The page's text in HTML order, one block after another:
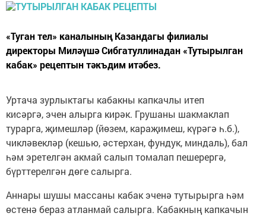
«Туган тел» каналының Казандагы филиалы
директоры Миләүшә Сибгатуллинадан «Тутырылган
кабак» рецептын тәкъдим итәбез.
Уртача зурлыктагы кабакны капкачлы итеп
кисәргә, эчен алырга кирәк. Грушаны шакмаклап
турарга, җимешләр (йөзем, караҗимеш, күрәгә һ.б.),
чикләвекләр (кешью, әстерхан, фундук, миндаль), бал
һәм эретелгән акмай салып томалап пешерергә,
бүрттерелгән дөге салырга.
Аннары шушы массаны кабак эченә тутырырга һәм
өстенә бераз атланмай салырга. Кабакның капкачын